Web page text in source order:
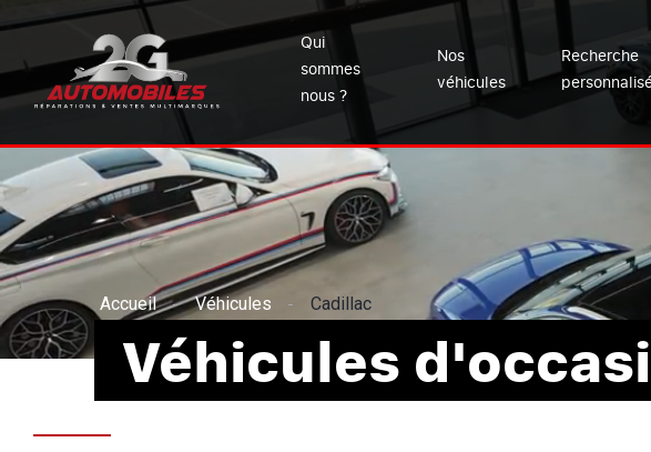
Qui
sommes
nous ?
Nos
véhicules
Recherche
Accueil Véhicules Cadillac
Véhicules